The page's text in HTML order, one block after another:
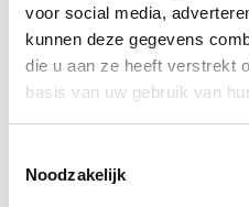
voor social media,
kunnen deze gegevens
die u aan ze heeft verstrekt
basis van uw gebruik van
Noodzakelijk